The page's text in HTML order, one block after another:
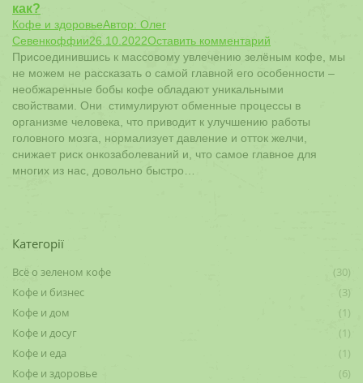
как?
Кофе и здоровьеАвтор: Олег
Севенкоффии26.10.2022Оставить комментарий
Присоединившись к массовому увлечению зелёным кофе, мы
не можем не рассказать о самой главной его особенности –
необжаренные бобы кофе обладают уникальными
свойствами. Они стимулируют обменные процессы в
организме человека, что приводит к улучшению работы
головного мозга, нормализует давление и отток желчи,
снижает риск онкозаболеваний и, что самое главное для
многих из нас, довольно быстро…
Категорії
Всё о зеленом кофе
(30)
Кофе и бизнес
(3)
Кофе и дом
(1)
Кофе и досуг
(1)
Кофе и еда
(1)
Кофе и здоровье
(6)